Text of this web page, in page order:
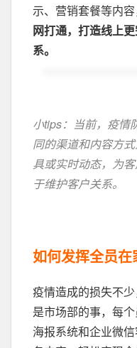
示、营销套餐等内容
网打通，打造线上
系。
小tips：当前，疫情
同的渠道和内容方
具或实时动态，为
于维护客户关系。
如何发挥全员在
疫情造成的损失不
是市场部的事，每
海报系统和企业微